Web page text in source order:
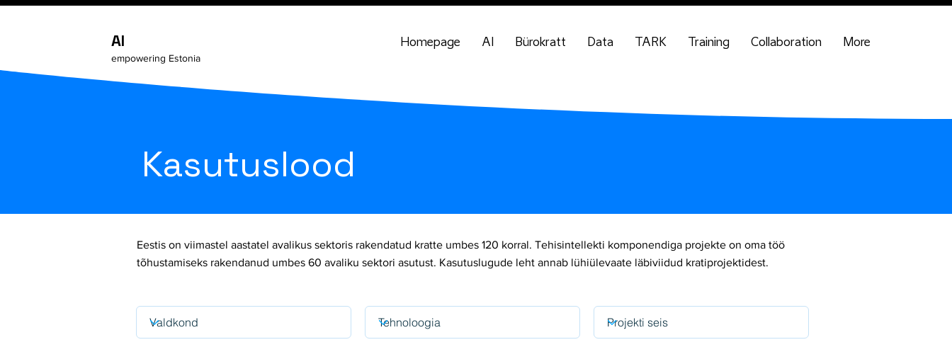
AI
empowering Estonia
Homepage AI Bürokratt Data TARK Training Collaboration More
Kasutuslood
Eestis on viimastel aastatel avalikus sektoris rakendatud kratte umbes 120 korral. Tehisintellekti komponendiga projekte on oma töö
tõhustamiseks rakendanud umbes 60 avaliku sektori asutust. Kasutuslugude leht annab lühiülevaate läbiviidud kratiprojektidest.